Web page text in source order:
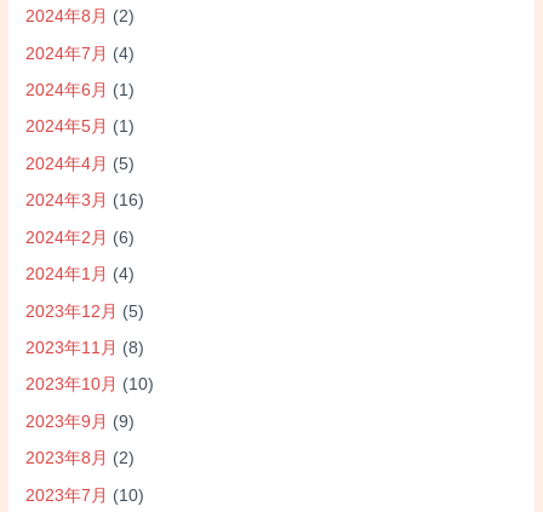
2024年8月 (2)
2024年7月 (4)
2024年6月 (1)
2024年5月 (1)
2024年4月 (5)
2024年3月 (16)
2024年2月 (6)
2024年1月 (4)
2023年12月 (5)
2023年11月 (8)
2023年10月 (10)
2023年9月 (9)
2023年8月 (2)
2023年7月 (10)